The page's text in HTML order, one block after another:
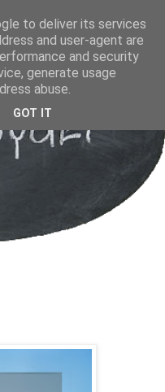
to deliver its services
and user-agent are
and security
generate usage
abuse.
GOT IT